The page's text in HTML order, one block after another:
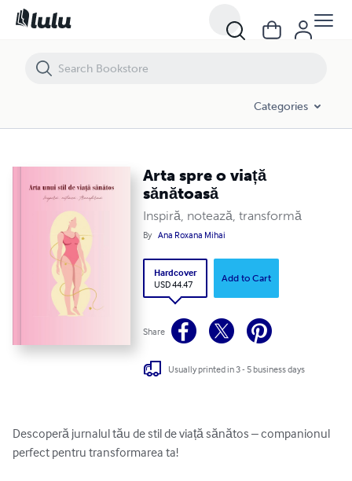
Categories
Arta spre o viață
sănătoasă
Inspiră, notează, transformă
By Ana Roxana Mihai
Hardcover
USD 44.47
Add to Cart
Share
Usually printed in 3 - 5 business days
Descoperă jurnalul tău de stil de viață sănătos – companionul
perfect pentru transformarea ta!
Arta spre o viață sănătoasă